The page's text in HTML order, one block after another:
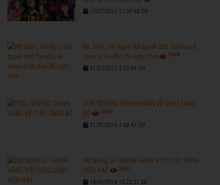
17/07/2017 11:33:48 CH
Mr. Đàm, Hồ Ngọc Hà quyết add facebook
nhau vì tin đồn đã nghỉ chơi
76308
31/07/2017 5:03:06 CH
CON TRAI NS CHINH NHẪN VỀ CHỊU TANG
BỐ
42982
31/01/2016 1:08:47 CH
NỮ NGHỆ SĨ THANH HẰNG VỚI CUỘC SỐNG
HIỆN NAY
32581
18/05/2016 10:22:21 SA